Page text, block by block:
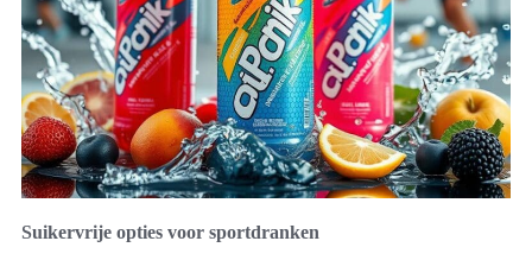
Suikervrije opties voor sportdranken